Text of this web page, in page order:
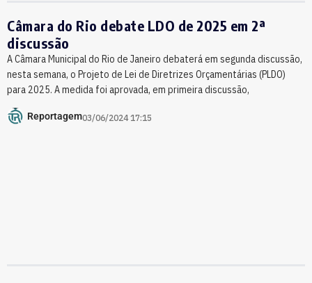
Câmara do Rio debate LDO de 2025 em 2ª
discussão
A Câmara Municipal do Rio de Janeiro debaterá em segunda discussão,
nesta semana, o Projeto de Lei de Diretrizes Orçamentárias (PLDO)
para 2025. A medida foi aprovada, em primeira discussão,
Reportagem03/06/2024 17:15